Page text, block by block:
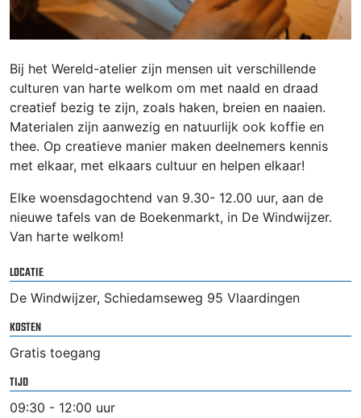
Bij het Wereld-atelier zijn mensen uit verschillende
culturen van harte welkom om met naald en draad
creatief bezig te zijn, zoals haken, breien en naaien.
Materialen zijn aanwezig en natuurlijk ook koffie en
thee. Op creatieve manier maken deelnemers kennis
met elkaar, met elkaars cultuur en helpen elkaar!
Elke woensdagochtend van 9.30- 12.00 uur, aan de
nieuwe tafels van de Boekenmarkt, in De Windwijzer.
Van harte welkom!
LOCATIE
De Windwijzer, Schiedamseweg 95 Vlaardingen
KOSTEN
Gratis toegang
TIJD
09:30 - 12:00 uur